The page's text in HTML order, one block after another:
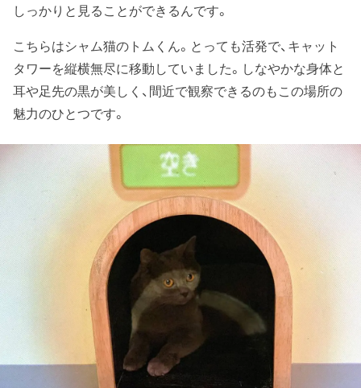
しっかりと見ることができるんです。
こちらはシャム猫のトムくん。とっても活発で、キャット
タワーを縦横無尽に移動していました。しなやかな身体と
耳や足先の黒が美しく、間近で観察できるのもこの場所の
魅力のひとつです。